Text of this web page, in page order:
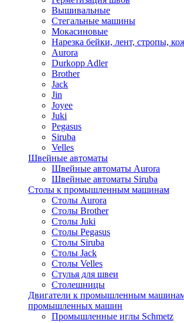
Вышивальные
Стегальные машины
Мокасиновые
Нарезка бейки, лент, стропы,
Aurora
Durkopp Adler
Brother
Jack
Jin
Joyee
Juki
Pegasus
Siruba
Velles
Швейные автоматы
Швейные автоматы Aurora
Швейные автоматы Siruba
Столы к промышленным машинам
Столы Aurora
Столы Brother
Столы Juki
Столы Pegasus
Столы Siruba
Столы Jack
Столы Velles
Стулья для швеи
Столешницы
Двигатели к промышленным
промышленных машин
Промышленные иглы Schmetz